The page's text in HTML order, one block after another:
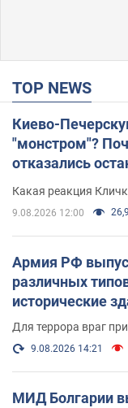
TOP NEWS
Киево-
"монстром"?
отказались
небоскреба
Какая реакция
9.08.2026 12:00
Армия РФ
различных
исторические
и видео
Для террора враг
9.08.2026 14:21
МИД Болгарии